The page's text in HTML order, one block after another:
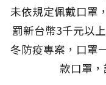
未依規定佩戴口罩
罰新台幣3千元以
冬防疫專案，口罩
款口罩